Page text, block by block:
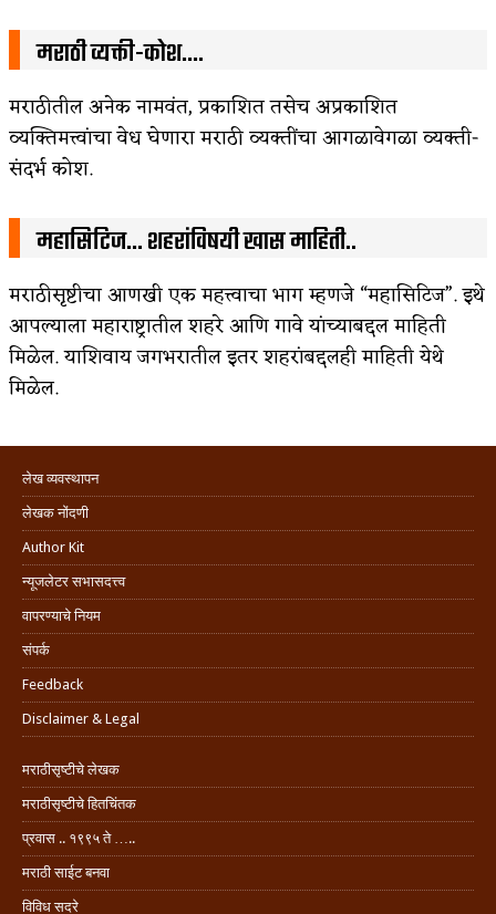
मराठी व्यक्ती-कोश….
मराठीतील अनेक नामवंत, प्रकाशित तसेच अप्रकाशित
व्यक्तिमत्त्वांचा वेध घेणारा मराठी व्यक्तींचा आगळावेगळा व्यक्ती-
संदर्भ कोश.
महासिटिज… शहरांविषयी खास माहिती..
मराठीसृष्टीचा आणखी एक महत्त्वाचा भाग म्हणजे “महासिटिज”. इथे
आपल्याला महाराष्ट्रातील शहरे आणि गावे यांच्याबद्दल माहिती
मिळेल. याशिवाय जगभरातील इतर शहरांबद्दलही माहिती येथे
मिळेल.
लेख व्यवस्थापन
लेखक नोंदणी
Author Kit
न्यूजलेटर सभासदत्त्व
वापरण्याचे नियम
संपर्क
Feedback
Disclaimer & Legal
मराठीसृष्टीचे लेखक
मराठीसृष्टीचे हितचिंतक
प्रवास .. १९९५ ते …..
मराठी साईट बनवा
विविध सदरे